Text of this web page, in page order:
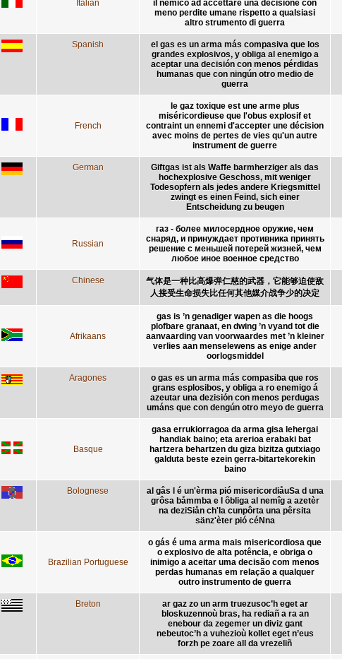
Italian
il nemico ad accettare una decisione con
meno perdite umane rispetto a qualsiasi
altro strumento di guerra
Spanish
el gas es un arma más compasiva que los
grandes explosivos, y obliga al enemigo a
aceptar una decisión con menos pérdidas
humanas que con ningún otro medio de
guerra
French
le gaz toxique est une arme plus
miséricordieuse que l'obus explosif et
contraint un ennemi d'accepter une décision
avec moins de pertes de vies qu'un autre
instrument de guerre
German
Giftgas ist als Waffe barmherziger als das
hochexplosive Geschoss, mit weniger
Todesopfern als jedes andere Kriegsmittel
zwingt es einen Feind, sich einer
Entscheidung zu beugen
Russian
газ - более милосердное оружие, чем
снаряд, и принуждает противника принять
решение с меньшей потерей жизней, чем
любое иное военное средство
Chinese
气体是一种比高爆弹仁慈的武器，它能够迫使敌
人接受生命损失比任何其他媒介战争少的决定
Afrikaans
gas is ’n genadiger wapen as die hoogs
plofbare granaat, en dwing ’n vyand tot die
aanvaarding van voorwaardes met ’n kleiner
verlies aan menselewens as enige ander
oorlogsmiddel
Aragones
o gas es un arma más compasiba que ros
grans esplosibos, y obliga a ro enemigo á
azeutar una dezisión con menos perdugas
umáns que con dengún otro meyo de guerra
Basque
gasa errukiorragoa da arma gisa lehergai
handiak baino; eta arerioa erabaki bat
hartzera behartzen du giza bizitza gutxiago
galduta beste ezein gerra-bitartekorekin
baino
Bolognese
al gâs l é un'èrma pió misericordiåuSa d una
grôsa båmmba e l ôbliga al nemîg a azetèr
na deziSiån ch'la cunpôrta una pêrsita
sänz'èter pió céNna
Brazilian Portuguese
o gás é uma arma mais misericordiosa que
o explosivo de alta potência, e obriga o
inimigo a aceitar uma decisão com menos
perdas humanas em relação a qualquer
outro instrumento de guerra
Breton
ar gaz zo un arm truezusoc’h eget ar
bloskuzennoù bras, ha rediañ a ra an
enebour da zegemer un diviz gant
nebeutoc’h a vuhezioù kollet eget n’eus
forzh pe zoare all da vrezeliñ